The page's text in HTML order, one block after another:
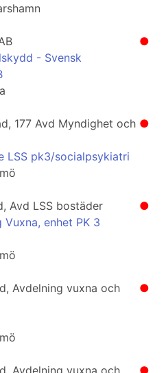
●
- Svensk
●
177 Avd Myndighet och
LSS pk3/socialpsykiatri
●
Avd LSS bostäder
enhet PK 3
●
Avdelning vuxna och